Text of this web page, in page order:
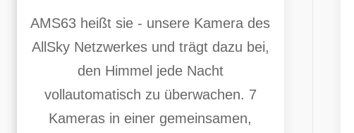
AMS63 heißt sie - unsere Kamera des
AllSky Netzwerkes und trägt dazu bei,
den Himmel jede Nacht
vollautomatisch zu überwachen. 7
Kameras in einer gemeinsamen,